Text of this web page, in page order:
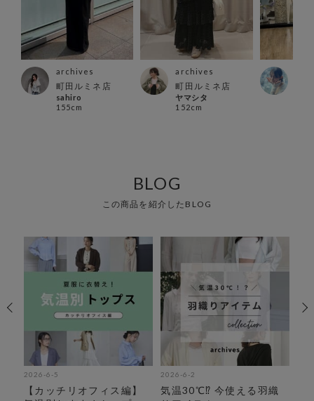
archives
町田ルミネ店
sahiro
155cm
archives
町田ルミネ店
ヤマシタ
152cm
BLOG
この商品を紹介したBLOG
2026-6-5
【カッチリオフィス編】
2026-6-2
気温30℃⁉︎ 今使える羽織